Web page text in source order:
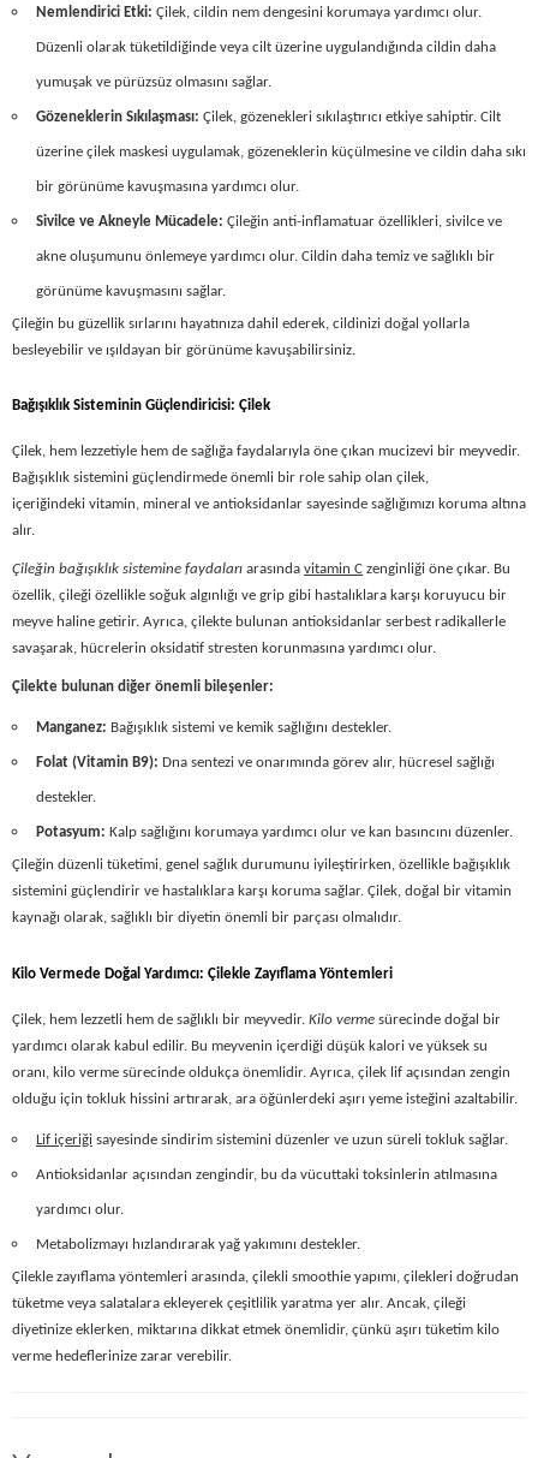
Nemlendirici Etki: Çilek, cildin nem dengesini korumaya yardımcı olur.
Düzenli olarak tüketildiğinde veya cilt üzerine uygulandığında cildin daha
yumuşak ve pürüzsüz olmasını sağlar.
Gözeneklerin Sıkılaşması: Çilek, gözenekleri sıkılaştırıcı etkiye sahiptir. Cilt
üzerine çilek maskesi uygulamak, gözeneklerin küçülmesine ve cildin daha sıkı
bir görünüme kavuşmasına yardımcı olur.
Sivilce ve Akneyle Mücadele: Çileğin anti-inflamatuar özellikleri, sivilce ve
akne oluşumunu önlemeye yardımcı olur. Cildin daha temiz ve sağlıklı bir
görünüme kavuşmasını sağlar.
Çileğin bu güzellik sırlarını hayatınıza dahil ederek, cildinizi doğal yollarla
besleyebilir ve ışıldayan bir görünüme kavuşabilirsiniz.
Bağışıklık Sisteminin Güçlendiricisi: Çilek
Çilek, hem lezzetiyle hem de sağlığa faydalarıyla öne çıkan mucizevi bir meyvedir.
Bağışıklık sistemini güçlendirmede önemli bir role sahip olan çilek,
içeriğindeki vitamin, mineral ve antioksidanlar sayesinde sağlığımızı koruma altına
alır.
Çileğin bağışıklık sistemine faydaları arasında vitamin C zenginliği öne çıkar. Bu
özellik, çileği özellikle soğuk algınlığı ve grip gibi hastalıklara karşı koruyucu bir
meyve haline getirir. Ayrıca, çilekte bulunan antioksidanlar serbest radikallerle
savaşarak, hücrelerin oksidatif stresten korunmasına yardımcı olur.
Çilekte bulunan diğer önemli bileşenler:
Manganez: Bağışıklık sistemi ve kemik sağlığını destekler.
Folat (Vitamin B9): Dna sentezi ve onarımında görev alır, hücresel sağlığı
destekler.
Potasyum: Kalp sağlığını korumaya yardımcı olur ve kan basıncını düzenler.
Çileğin düzenli tüketimi, genel sağlık durumunu iyileştirirken, özellikle bağışıklık
sistemini güçlendirir ve hastalıklara karşı koruma sağlar. Çilek, doğal bir vitamin
kaynağı olarak, sağlıklı bir diyetin önemli bir parçası olmalıdır.
Kilo Vermede Doğal Yardımcı: Çilekle Zayıflama Yöntemleri
Çilek, hem lezzetli hem de sağlıklı bir meyvedir. Kilo verme sürecinde doğal bir
yardımcı olarak kabul edilir. Bu meyvenin içerdiği düşük kalori ve yüksek su
oranı, kilo verme sürecinde oldukça önemlidir. Ayrıca, çilek lif açısından zengin
olduğu için tokluk hissini artırarak, ara öğünlerdeki aşırı yeme isteğini azaltabilir.
Lif içeriği sayesinde sindirim sistemini düzenler ve uzun süreli tokluk sağlar.
Antioksidanlar açısından zengindir, bu da vücuttaki toksinlerin atılmasına
yardımcı olur.
Metabolizmayı hızlandırarak yağ yakımını destekler.
Çilekle zayıflama yöntemleri arasında, çilekli smoothie yapımı, çilekleri doğrudan
tüketme veya salatalara ekleyerek çeşitlilik yaratma yer alır. Ancak, çileği
diyetinize eklerken, miktarına dikkat etmek önemlidir, çünkü aşırı tüketim kilo
verme hedeflerinize zarar verebilir.